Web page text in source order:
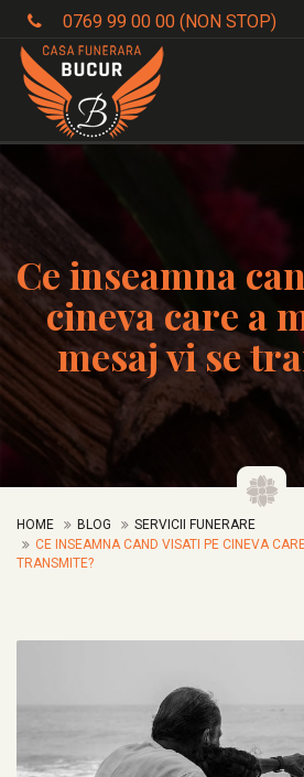
0769 99 00 00 (NON STOP)
Ce inseamna
cineva care a
mesaj vi se
HOME BLOG
SERVICII FUNERARE
CE INSEAMNA CAND VISATI PE CINEVA
TRANSMITE?